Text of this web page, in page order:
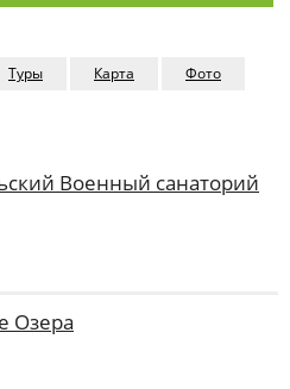
Туры Карта Фото
Военный санаторий
Озера